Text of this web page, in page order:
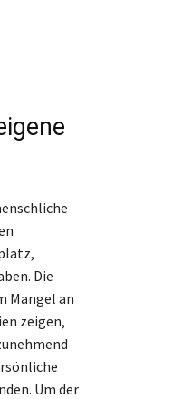
Die
Mangel an
zeigen,
Um der